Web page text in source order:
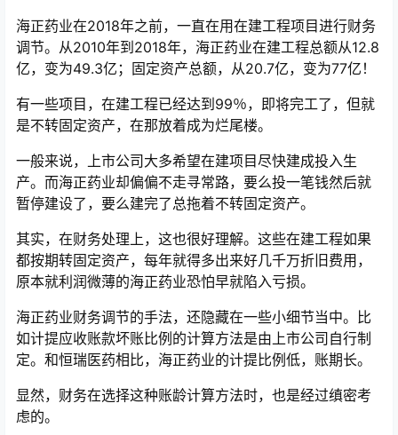
海正药业在2018年之前，一直在用在建工程项目进行财务
调节。从2010年到2018年，海正药业在建工程总额从12.8
亿，变为49.3亿；固定资产总额，从20.7亿，变为77亿！
有一些项目，在建工程已经达到99％，即将完工了，但就
是不转固定资产，在那放着成为烂尾楼。
一般来说，上市公司大多希望在建项目尽快建成投入生
产。而海正药业却偏偏不走寻常路，要么投一笔钱然后就
暂停建设了，要么建完了总拖着不转固定资产。
其实，在财务处理上，这也很好理解。这些在建工程如果
都按期转固定资产，每年就得多出来好几千万折旧费用，
原本就利润微薄的海正药业恐怕早就陷入亏损。
海正药业财务调节的手法，还隐藏在一些小细节当中。比
如计提应收账款坏账比例的计算方法是由上市公司自行制
定。和恒瑞医药相比，海正药业的计提比例低，账期长。
显然，财务在选择这种账龄计算方法时，也是经过缜密考
虑的。